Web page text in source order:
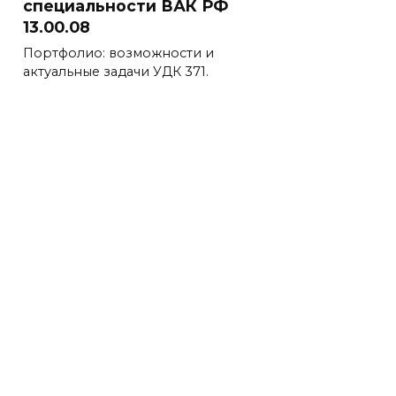
специальности ВАК РФ
13.00.08
Портфолио: возможности и
актуальные задачи УДК 371.